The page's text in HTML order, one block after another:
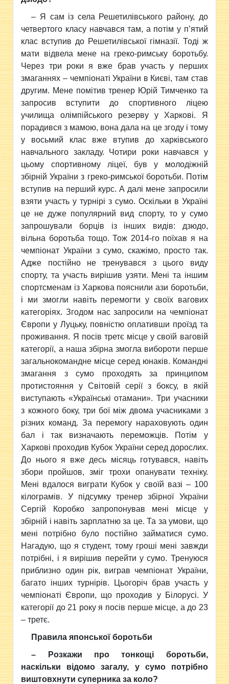
– Я сам із села Решетилівського району, до
четвертого класу навчався там, а потім у п’ятий
клас вступив до Решетилівської гімназії. Тоді ж
мати відвела мене на греко-римську боротьбу.
Через три роки я вже брав участь у перших
змаганнях – чемпіонаті України в Києві, там став
другим. Мене помітив тренер Юрій Тимченко та
запросив вступити до спортивного ліцею
училища олімпійського резерву у Харкові. Я
порадився з мамою, вона дала на це згоду і тому
у восьмий клас вже втупив до харківського
навчального закладу. Чотири роки навчався у
цьому спортивному ліцеї, був у молодіжній
збірній України з греко-римської боротьби. Потім
вступив на перший курс. А далі мене запросили
взяти участь у турнірі з сумо. Оскільки в Україні
це не дуже популярний вид спорту, то у сумо
запрошували борців із інших видів: дзюдо,
вільна боротьба тощо. Тож 2014-го поїхав я на
чемпіонат України з сумо, скажімо, просто так.
Адже постійно не тренувався з цього виду
спорту, та участь вирішив узяти. Мені та іншим
спортсменам із Харкова пояснили ази боротьби,
і ми змогли навіть перемогти у своїх вагових
категоріях. Згодом нас запросили на чемпіонат
Європи у Луцьку, повністю оплативши проїзд та
проживання. Я посів третє місце у своїй ваговій
категорії, а наша збірна змогла вибороти перше
загальнокомандне місце серед юнаків. Командні
змагання з сумо проходять за принципом
протистояння у Світовій серії з боксу, в якій
виступають «Українські отамани». Три учасники
з кожного боку, три бої між двома учасниками з
різних команд. За перемогу нараховують один
бал і так визначають переможців. Потім у
Харкові проходив Кубок України серед дорослих.
До нього я вже десь місяць готувався, навіть
збори пройшов, зміг трохи опанувати техніку.
Мені вдалося виграти Кубок у своїй вазі – 100
кілограмів. У підсумку тренер збірної України
Сергій Коробко запропонував мені місце у
збірній і навіть зарплатню за це. Та за умови, що
мені потрібно було постійно займатися сумо.
Нагадую, що я студент, тому гроші мені завжди
потрібні, і я вирішив перейти у сумо. Тренуюся
приблизно один рік, виграв чемпіонат України,
багато інших турнірів. Цьогоріч брав участь у
чемпіонаті Європи, що проходив у Білорусі. У
категорії до 21 року я посів перше місце, а до 23
– третє.
Правила японської боротьби
– Розкажи про тонкощі боротьби,
наскільки відомо загалу, у сумо потрібно
виштовхнути суперника за коло?